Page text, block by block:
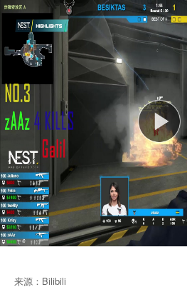
来源：Bilibili